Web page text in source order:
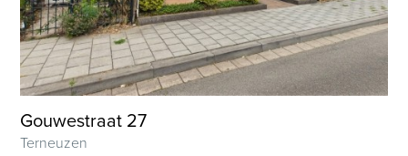
Gouwestraat 27
Terneuzen